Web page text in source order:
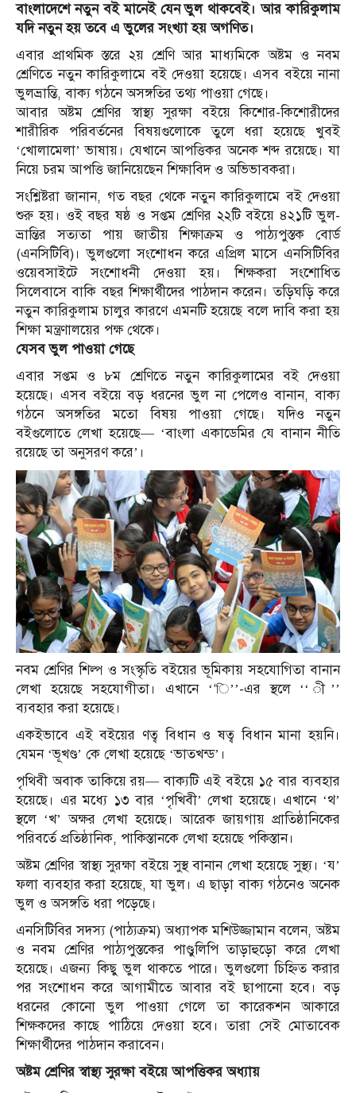
বাংলাদেশে নতুন বই মানেই যেন ভুল থাকবেই। আর কারিকুলাম
যদি নতুন হয় তবে এ ভুলের সংখ্যা হয় অগণিত।
এবার প্রাথমিক স্তরে ২য় শ্রেণি আর মাধ্যমিকে অষ্টম ও নবম
শ্রেণিতে নতুন কারিকুলামে বই দেওয়া হয়েছে। এসব বইয়ে নানা
ভুলভ্রান্তি, বাক্য গঠনে অসঙ্গতির তথ্য পাওয়া গেছে।
আবার অষ্টম শ্রেণির স্বাস্থ্য সুরক্ষা বইয়ে কিশোর-কিশোরীদের
শারীরিক পরিবর্তনের বিষয়গুলোকে তুলে ধরা হয়েছে খুবই
‘খোলামেলা’ ভাষায়। যেখানে আপত্তিকর অনেক শব্দ রয়েছে। যা
নিয়ে চরম আপত্তি জানিয়েছেন শিক্ষাবিদ ও অভিভাবকরা।
সংশ্লিষ্টরা জানান, গত বছর থেকে নতুন কারিকুলামে বই দেওয়া
শুরু হয়। ওই বছর ষষ্ঠ ও সপ্তম শ্রেণির ২২টি বইয়ে ৪২১টি ভুল-
ভ্রান্তির সত্যতা পায় জাতীয় শিক্ষাক্রম ও পাঠ্যপুস্তক বোর্ড
(এনসিটিবি)। ভুলগুলো সংশোধন করে এপ্রিল মাসে এনসিটিবির
ওয়েবসাইটে সংশোধনী দেওয়া হয়। শিক্ষকরা সংশোধিত
সিলেবাসে বাকি বছর শিক্ষার্থীদের পাঠদান করেন। তড়িঘড়ি করে
নতুন কারিকুলাম চালুর কারণে এমনটি হয়েছে বলে দাবি করা হয়
শিক্ষা মন্ত্রণালয়ের পক্ষ থেকে।
যেসব ভুল পাওয়া গেছে
এবার সপ্তম ও ৮ম শ্রেণিতে নতুন কারিকুলামের বই দেওয়া
হয়েছে। এসব বইয়ে বড় ধরনের ভুল না পেলেও বানান, বাক্য
গঠনে অসঙ্গতির মতো বিষয় পাওয়া গেছে। যদিও নতুন
বইগুলোতে লেখা হয়েছে— ‘বাংলা একাডেমির যে বানান নীতি
রয়েছে তা অনুসরণ করে’।
নবম শ্রেণির শিল্প ও সংস্কৃতি বইয়ের ভূমিকায় সহযোগিতা বানান
লেখা হয়েছে সহযোগীতা। এখানে ‘‘ি’’-এর স্থলে ‘‘ ী’’
ব্যবহার করা হয়েছে।
একইভাবে এই বইয়ের ণত্ব বিধান ও ষত্ব বিধান মানা হয়নি।
যেমন ‘ভূখণ্ড’ কে লেখা হয়েছে ‘ভাতখন্ড’।
পৃথিবী অবাক তাকিয়ে রয়— বাক্যটি এই বইয়ে ১৫ বার ব্যবহার
হয়েছে। এর মধ্যে ১৩ বার ‘পৃখিবী’ লেখা হয়েছে। এখানে ‘থ’
স্থলে ‘খ’ অক্ষর লেখা হয়েছে। আরেক জায়গায় প্রাতিষ্ঠানিকের
পরিবর্তে প্রতিষ্ঠানিক, পাকিস্তানকে লেখা হয়েছে পকিস্তান।
অষ্টম শ্রেণির স্বাস্থ্য সুরক্ষা বইয়ে সুস্থ বানান লেখা হয়েছে সুস্থ্য‌। ‘য’
ফলা ব্যবহার করা হয়েছে, যা ভুল। এ ছাড়া বাক্য গঠনেও অনেক
ভুল ও অসঙ্গতি ধরা পড়েছে।
এনসিটিবির সদস্য (পাঠ্যক্রম) অধ্যাপক মশিউজ্জামান বলেন, অষ্টম
ও নবম শ্রেণির পাঠ্যপুস্তকের পাণ্ডুলিপি তাড়াহুড়ো করে লেখা
হয়েছে। এজন্য কিছু ভুল থাকতে পারে। ভুলগুলো চিহ্নিত করার
পর সংশোধন করে আগামীতে আবার বই ছাপানো হবে। বড়
ধরনের কোনো ভুল পাওয়া গেলে তা কারেকশন আকারে
শিক্ষকদের কাছে পাঠিয়ে দেওয়া হবে। তারা সেই মোতাবেক
শিক্ষার্থীদের পাঠদান করাবেন।
অষ্টম শ্রেণির স্বাস্থ্য সুরক্ষা বইয়ে আপত্তিকর অধ্যায়